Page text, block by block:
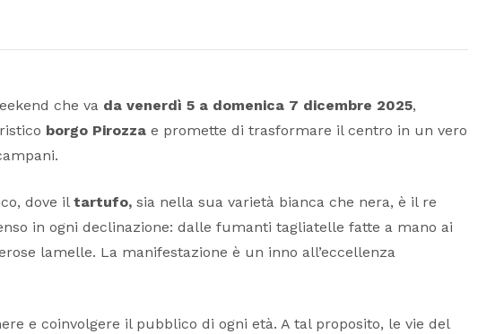
che va da venerdì 5 a domenica 7 dicembre 2025,
borgo Pirozza e promette di trasformare il centro in un vero
dove il tartufo, sia nella sua varietà bianca che nera, è il re
in ogni declinazione: dalle fumanti tagliatelle fatte a mano ai
lamelle. La manifestazione è un inno all’eccellenza
e coinvolgere il pubblico di ogni età. A tal proposito, le vie del